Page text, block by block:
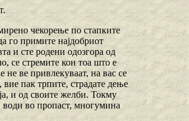
чекорење по стапките
го примите најдобриот
и сте родени одозгора од
се стремите кон тоа што е
не ве привлекуваат, на вас се
пак трпите, страдате дење
и од своите желби. Токму
води во пропаст, многумина